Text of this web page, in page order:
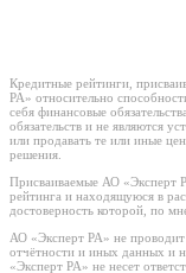
Кредитные рейтинги,
РА» относительно
себя финансовые
обязательств и не являются
или продавать те или иные
решения.
Присваиваемые АО «Эксперт
рейтинга и находящуюся в
достоверность которой, по
АО «Эксперт РА» не
отчётности и иных данных и
«Эксперт РА» не несет